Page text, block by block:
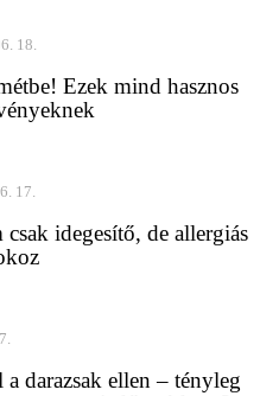
18.
Ezek mind hasznos
17.
idegesítő, de allergiás
a darazsak ellen – tényleg